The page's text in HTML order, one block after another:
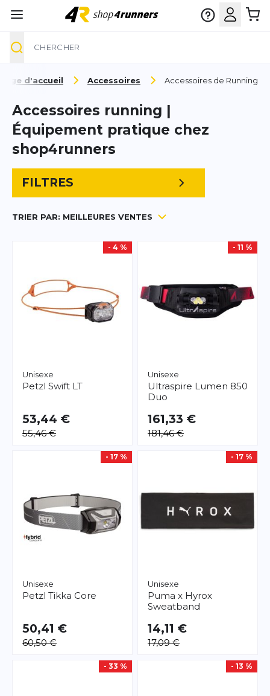
d'accueil Accessoires Accessoires de Running
Accessoires running |
Équipement pratique chez
shop4runners
FILTRES
TRIER PAR: MEILLEURES VENTES
- 4 %
Unisexe
Petzl Swift LT
53,44 €
55,46 €
- 11 %
Unisexe
Ultraspire Lumen 850
Duo
161,33 €
181,46 €
- 17 %
Unisexe
Petzl Tikka Core
50,41 €
60,50 €
- 17 %
Unisexe
Puma x Hyrox
Sweatband
14,11 €
17,09 €
- 33 % - 13 %